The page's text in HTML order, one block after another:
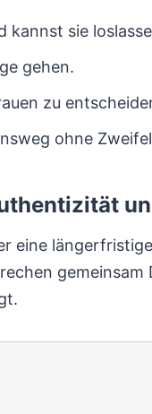
kannst sie
gehen.
zu
ohne
eine
gemeinsam